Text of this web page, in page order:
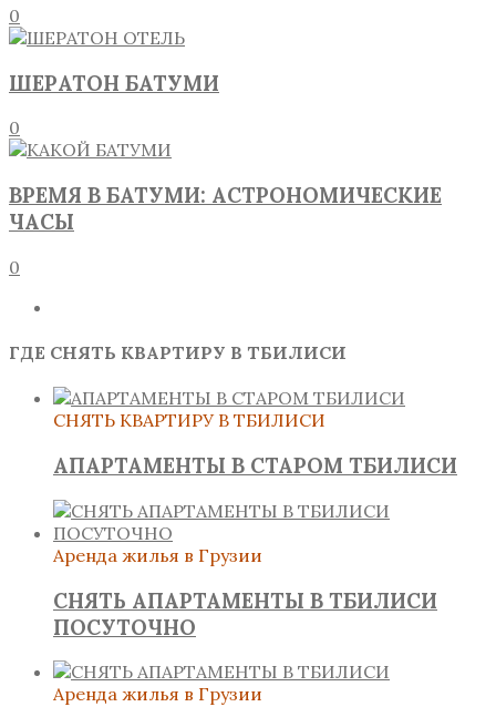
0
ШЕРАТОН БАТУМИ
0
ВРЕМЯ В БАТУМИ: АСТРОНОМИЧЕСКИЕ
ЧАСЫ
0
ГДЕ СНЯТЬ КВАРТИРУ В ТБИЛИСИ
СНЯТЬ КВАРТИРУ В ТБИЛИСИ
АПАРТАМЕНТЫ В СТАРОМ ТБИЛИСИ
Аренда жилья в Грузии
СНЯТЬ АПАРТАМЕНТЫ В ТБИЛИСИ
ПОСУТОЧНО
Аренда жилья в Грузии